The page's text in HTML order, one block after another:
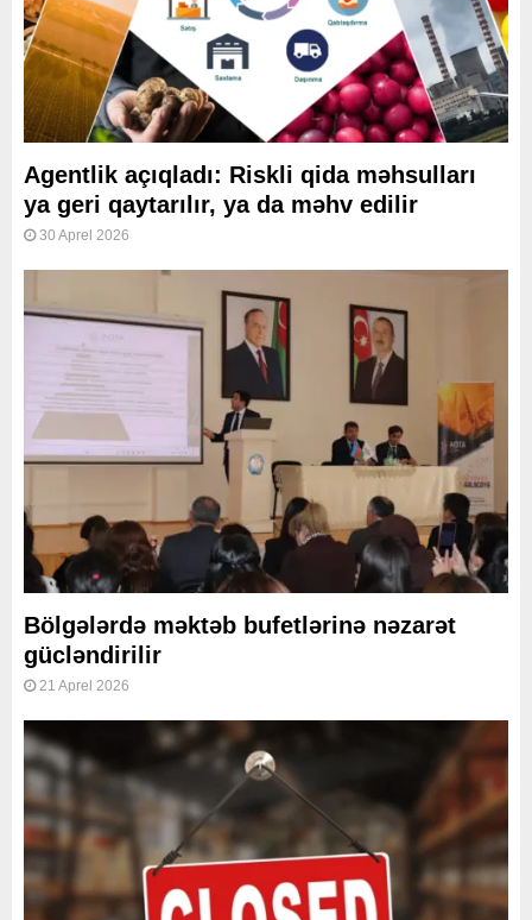
Agentlik açıqladı: Riskli qida məhsulları
ya geri qaytarılır, ya da məhv edilir
30 Aprel 2026
Bölgələrdə məktəb bufetlərinə nəzarət
gücləndirilir
21 Aprel 2026